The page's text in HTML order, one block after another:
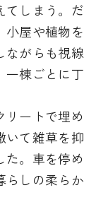
てしまう。だ
小屋や植物を
ながらも視線
一棟ごとに丁
ートで埋め
いて雑草を抑
た。車を停め
らしの柔らか